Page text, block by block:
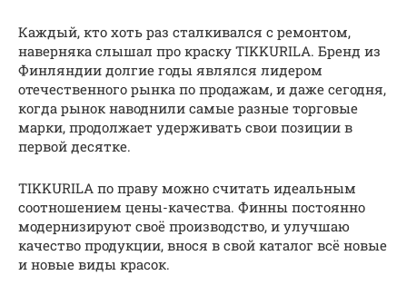
Каждый, кто хоть раз сталкивался с ремонтом,
наверняка слышал про краску TIKKURILA. Бренд из
Финляндии долгие годы являлся лидером
отечественного рынка по продажам, и даже сегодня,
когда рынок наводнили самые разные торговые
марки, продолжает удерживать свои позиции в
первой десятке.
TIKKURILA по праву можно считать идеальным
соотношением цены-качества. Финны постоянно
модернизируют своё производство, и улучшаю
качество продукции, внося в свой каталог всё новые
и новые виды красок.